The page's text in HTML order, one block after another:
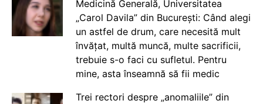
Medicină Generală, Universitatea
„Carol Davila” din București: Când alegi
un astfel de drum, care necesită mult
învățat, multă muncă, multe sacrificii,
trebuie s-o faci cu sufletul. Pentru
mine, asta înseamnă să fii medic
Trei rectori despre „anomaliile” din